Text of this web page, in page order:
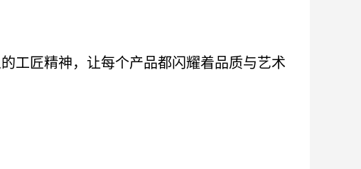
工匠精神，让每个产品都闪耀着品质与艺术